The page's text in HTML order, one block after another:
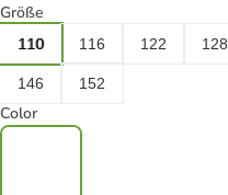
Größe
110 116 122 128
146 152
Color